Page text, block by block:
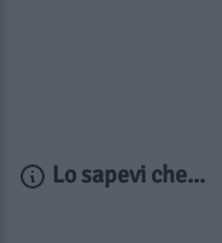
Lo sapevi che...